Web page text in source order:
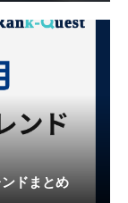
ドまとめ